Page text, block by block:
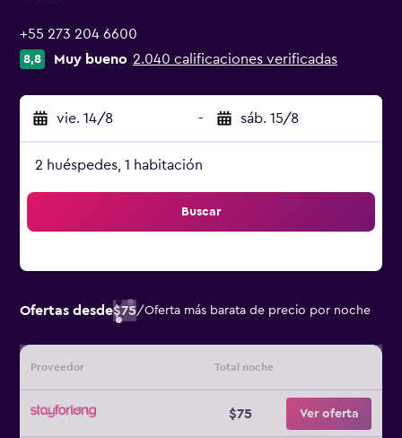
+55 273 204 6600
8,8 Muy bueno 2.040 calificaciones verificadas
vie. 14/8 - sáb. 15/8
2 huéspedes, 1 habitación
Buscar
Ofertas desde$75/Oferta más barata de precio por noche
Proveedor Total noche
$75 Ver oferta